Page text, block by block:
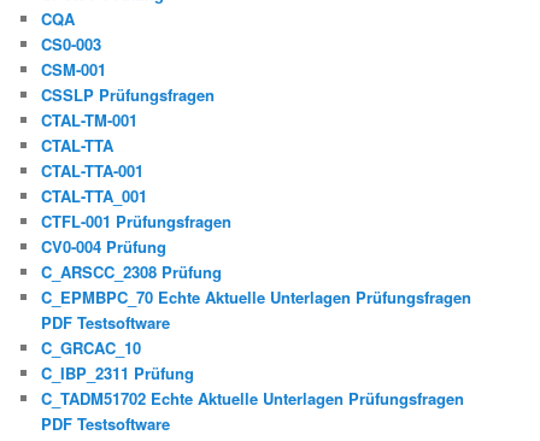
CQA
CS0-003
CSM-001
CSSLP Prüfungsfragen
CTAL-TM-001
CTAL-TTA
CTAL-TTA-001
CTAL-TTA_001
CTFL-001 Prüfungsfragen
CV0-004 Prüfung
C_ARSCC_2308 Prüfung
C_EPMBPC_70 Echte Aktuelle Unterlagen Prüfungsfragen
PDF Testsoftware
C_GRCAC_10
C_IBP_2311 Prüfung
C_TADM51702 Echte Aktuelle Unterlagen Prüfungsfragen
PDF Testsoftware